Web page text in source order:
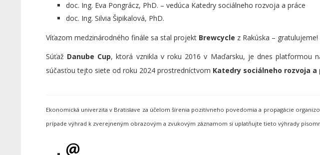
doc. Ing. Eva Pongrácz, PhD. – vedúca Katedry sociálneho rozvoja a práce
doc. Ing. Silvia Šipikalová, PhD.
Víťazom medzinárodného finále sa stal projekt Brewcycle z Rakúska – gratulujeme!
Súťaž Danube Cup, ktorá vznikla v roku 2016 v Maďarsku, je dnes platformou
súčasťou tejto siete od roku 2024 prostredníctvom Katedry sociálneho rozvoja a
Ekonomická univerzita v Bratislave za účelom šírenia pozitívneho povedomia a propagácie
prípade výhrad k zverejneným obrazovým a zvukovým záznamom si uplatňujte tieto výhrady